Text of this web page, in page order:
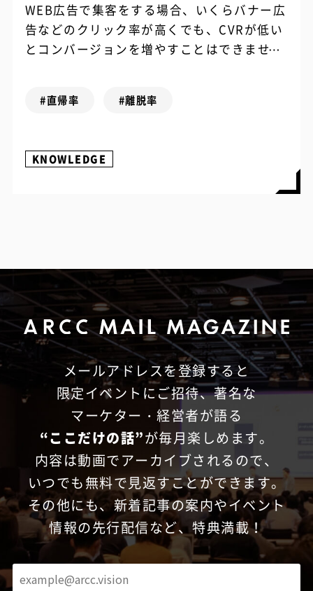
WEB広告で集客をする場合、いくらバナー広
告などのクリック率が高くでも、CVRが低い
とコンバージョンを増やすことはできませ
#直帰率 #離脱率
KNOWLEDGE
メールアドレスを登録すると
限定イベントにご招待、著名な
マーケター・経営者が語る
“ここだけの話”が毎月楽しめます。
内容は動画でアーカイブされるので、
いつでも無料で見返すことができます。
その他にも、新着記事の案内やイベント
情報の先行配信など、特典満載！